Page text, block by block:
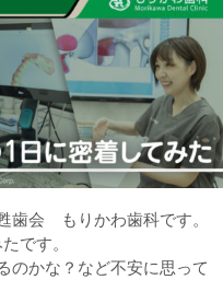
歯会 もりかわ歯科です。
です。
のかな？など不安に思って